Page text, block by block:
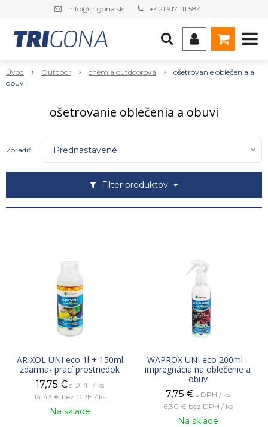
info@trigona.sk +421 917 111 584
Úvod Outdoor chémia outdoorová
ošetrovanie oblečenia a
obuvi
ošetrovanie oblečenia a obuvi
Filter produktov
Zoradiť: Prednastavené
ARIXOL UNI eco 1l + 150ml
zdarma- prací prostriedok
17,75 € s DPH / ks
14,43 € bez DPH / ks
Na sklade
WAPROX UNI eco 200ml -
impregnácia na oblečenie a
obuv
7,75 € s DPH / ks
6,30 € bez DPH / ks
Na sklade